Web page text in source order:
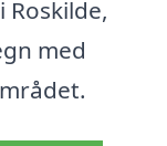
med